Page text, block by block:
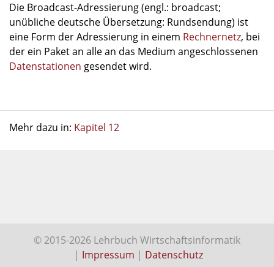
Die Broadcast-Adressierung (engl.: broadcast;
unübliche deutsche Übersetzung: Rundsendung) ist
eine Form der Adressierung in einem Rechnernetz, bei
der ein Paket an alle an das Medium angeschlossenen
Datenstationen gesendet wird.
Mehr dazu in: Kapitel 12
© 2015-2026 Lehrbuch Wirtschaftsinformatik
| Impressum | Datenschutz